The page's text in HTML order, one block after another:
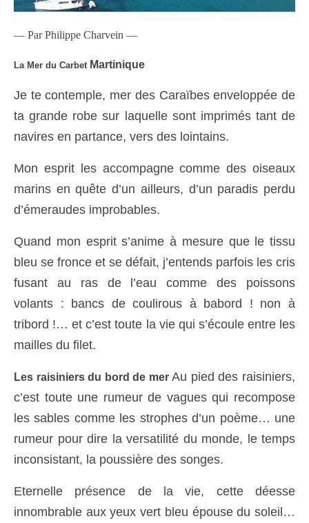
— Par Philippe Charvein —
La Mer du Carbet Martinique
Je te contemple, mer des Caraïbes enveloppée de
ta grande robe sur laquelle sont imprimés tant de
navires en partance, vers des lointains.
Mon esprit les accompagne comme des oiseaux
marins en quête d’un ailleurs, d’un paradis perdu
d’émeraudes improbables.
Quand mon esprit s’anime à mesure que le tissu
bleu se fronce et se défait, j’entends parfois les cris
fusant au ras de l’eau comme des poissons
volants : bancs de coulirous à babord ! non à
tribord !… et c’est toute la vie qui s’écoule entre les
mailles du filet.
Les raisiniers du bord de merAu pied des raisiniers,
c’est toute une rumeur de vagues qui recompose
les sables comme les strophes d’un poème… une
rumeur pour dire la versatilité du monde, le temps
inconsistant, la poussière des songes.
Eternelle présence de la vie, cette déesse
innombrable aux yeux vert bleu épouse du soleil…